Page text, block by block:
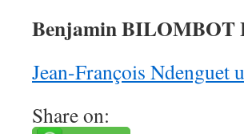
Benjamin BILOMBOT
Jean-François Ndenguet
Share on: